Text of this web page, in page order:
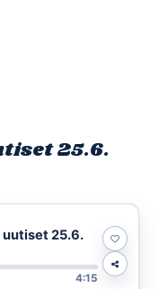
25.6.
25.6.
4:15